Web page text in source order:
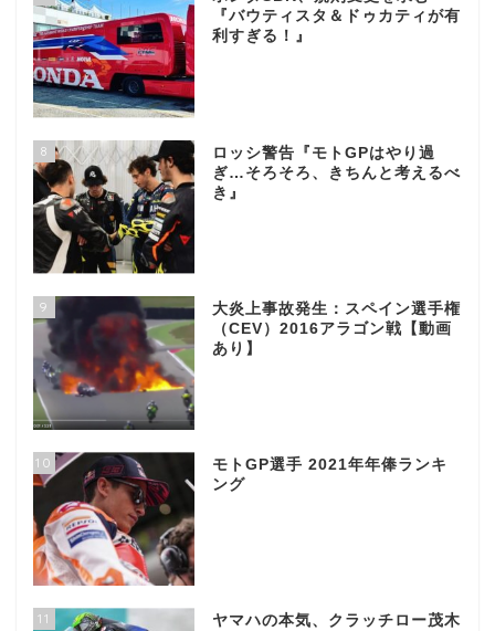
『バウティスタ＆ドゥカティが有
利すぎる！』
8
ロッシ警告『モトGPはやり過
ぎ…そろそろ、きちんと考えるべ
き』
9
大炎上事故発生：スペイン選手権
（CEV）2016アラゴン戦【動画
あり】
10
モトGP選手 2021年年俸ランキ
ング
11
ヤマハの本気、クラッチロー茂木